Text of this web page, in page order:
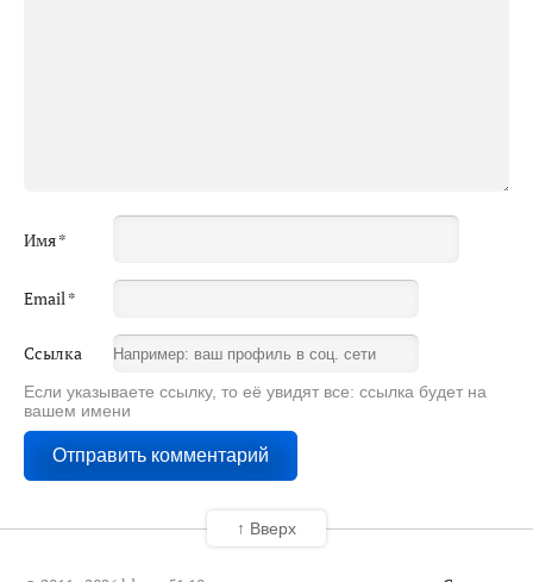
Имя*
Email*
Ссылка
Если указываете ссылку, то её увидят все: ссылка будет на
вашем имени
↑ Вверх